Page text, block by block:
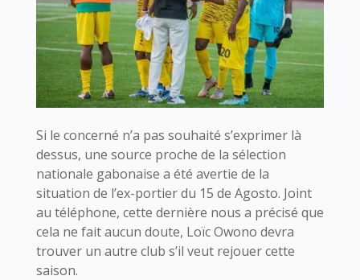
Si le concerné n’a pas souhaité s’exprimer là
dessus, une source proche de la sélection
nationale gabonaise a été avertie de la
situation de l’ex-portier du 15 de Agosto. Joint
au téléphone, cette dernière nous a précisé que
cela ne fait aucun doute, Loïc Owono devra
trouver un autre club s’il veut rejouer cette
saison.